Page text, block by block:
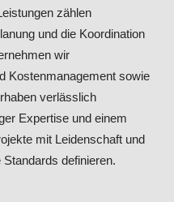
zählen
und die Koordination
wir
Kostenmanagement sowie
verlässlich
Expertise und einem
mit Leidenschaft und
definieren.